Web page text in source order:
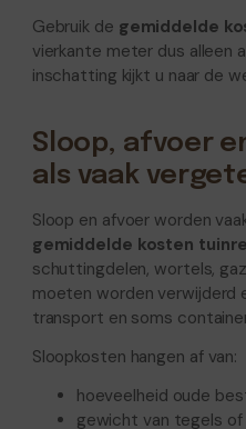
Gebruik de gemiddelde
vierkante meter dus alleen
inschatting kijkt u naar de
Sloop, afvoer
als vaak
Sloop en afvoer worden
gemiddelde kosten
schuttingdelen, wortels,
moeten worden verwijderd
transport en soms
Sloopkosten hangen af van:
hoeveelheid oude
gewicht van tegels of